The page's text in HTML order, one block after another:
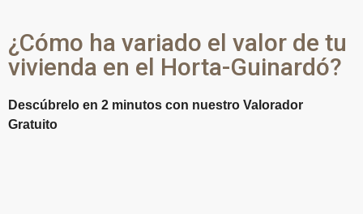
¿Cómo ha variado el valor de tu
vivienda en el Horta-Guinardó?
Descúbrelo en 2 minutos con nuestro Valorador
Gratuito